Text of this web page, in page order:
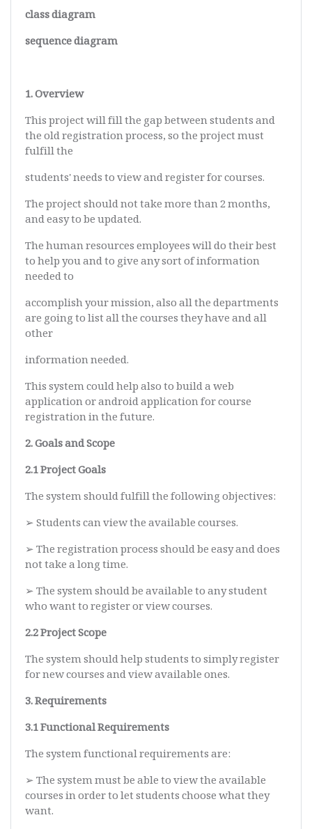
class diagram
sequence diagram
1. Overview
This project will fill the gap between students and
the old registration process, so the project must
fulfill the
students' needs to view and register for courses.
The project should not take more than 2 months,
and easy to be updated.
The human resources employees will do their best
to help you and to give any sort of information
needed to
accomplish your mission, also all the departments
are going to list all the courses they have and all
other
information needed.
This system could help also to build a web
application or android application for course
registration in the future.
2. Goals and Scope
2.1 Project Goals
The system should fulfill the following objectives:
➢ Students can view the available courses.
➢ The registration process should be easy and does
not take a long time.
➢ The system should be available to any student
who want to register or view courses.
2.2 Project Scope
The system should help students to simply register
for new courses and view available ones.
3. Requirements
3.1 Functional Requirements
The system functional requirements are:
➢ The system must be able to view the available
courses in order to let students choose what they
want.